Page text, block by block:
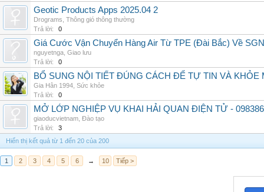
Geotic Products Apps 2025.04 2
Drograms Thông gió thông thường
Trả lời:
0
Giá Cước Vận Chuyển Hàng Air Từ TPE (Đài Bắc) Về SGN
nguyetnga Giao lưu
Trả lời:
0
BỔ SUNG NỘI TIẾT ĐÚNG CÁCH ĐỂ TỰ TIN VÀ KHỎE
Gia Hân 1994 Sức khỏe
Trả lời:
0
MỞ LỚP NGHIỆP VỤ KHAI HẢI QUAN ĐIỆN TỬ -
giaoducvietnam Đào tạo
Trả lời:
3
Hiển thị kết quả từ 1 đến 20 của 200
1 2 3 4 5 6 → 10 Tiếp >